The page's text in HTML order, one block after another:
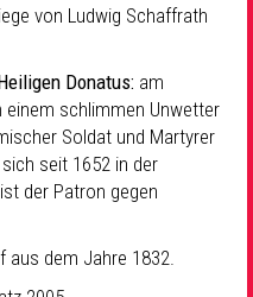
von Ludwig Schaffrath
Donatus: am
einem schlimmen Unwetter
Soldat und Martyrer
seit 1652 in der
der Patron gegen
aus dem Jahre 1832.